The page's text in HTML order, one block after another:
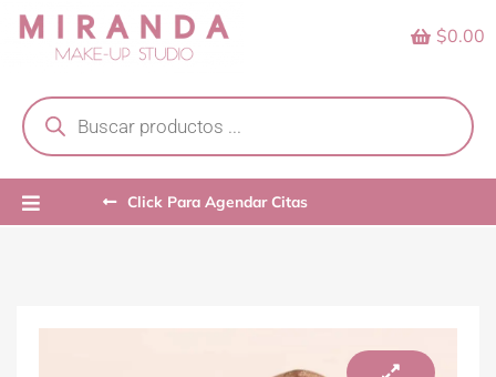
Skip
search
$0.00
Click Para Agendar Citas